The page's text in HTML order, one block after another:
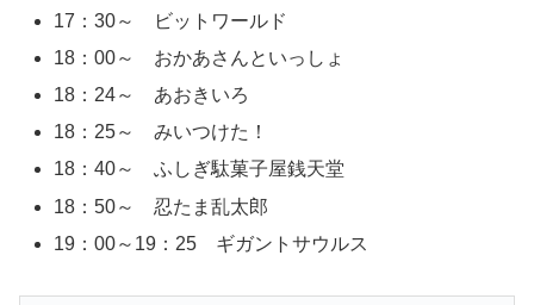
17：30～ ビットワールド
18：00～ おかあさんといっしょ
18：24～ あおきいろ
18：25～ みいつけた！
18：40～ ふしぎ駄菓子屋銭天堂
18：50～ 忍たま乱太郎
19：00～19：25 ギガントサウルス